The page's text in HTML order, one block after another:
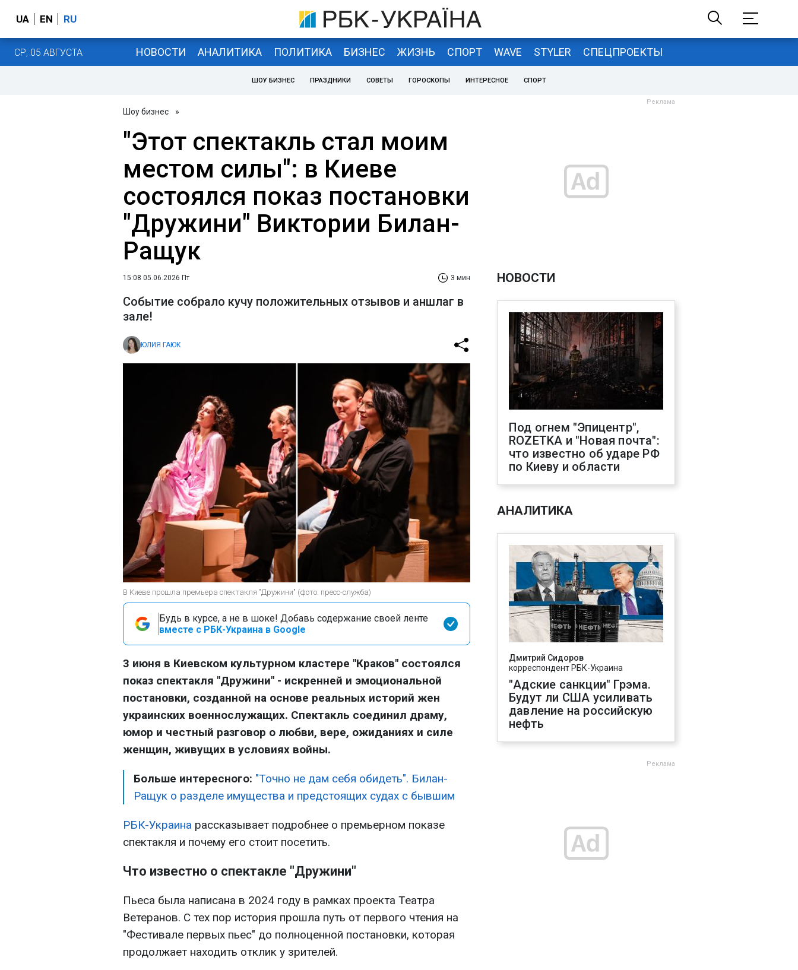
UA EN RU
СР, 05 АВГУСТА НОВОСТИ АНАЛИТИКА ПОЛИТИКА БИЗНЕС ЖИЗНЬ СПОРТ WAVE STYLER СПЕЦПРОЕКТЫ
ШОУ БИЗНЕС ПРАЗДНИКИ СОВЕТЫ ГОРОСКОПЫ ИНТЕРЕСНОЕ СПОРТ
Шоу бизнес »
"Этот спектакль стал моим
местом силы": в Киеве
состоялся показ постановки
"Дружини" Виктории Билан-
Ращук
15:08 05.06.2026 Пт 3 мин
Событие собрало кучу положительных отзывов и аншлаг в
зале!
ЮЛИЯ ГАЮК
В Киеве прошла премьера спектакля "Дружини" (фото: пресс-служба)
Будь в курсе, а не в шоке! Добавь содержание своей ленте
вместе с РБК-Украина в Google
3 июня в Киевском культурном кластере "Краков" состоялся
показ спектакля "Дружини" - искренней и эмоциональной
постановки, созданной на основе реальных историй жен
украинских военнослужащих. Спектакль соединил драму,
юмор и честный разговор о любви, вере, ожиданиях и силе
женщин, живущих в условиях войны.
Больше интересного: "Точно не дам себя обидеть". Билан-
Ращук о разделе имущества и предстоящих судах с бывшим
РБК-Украина рассказывает подробнее о премьерном показе
спектакля и почему его стоит посетить.
Что известно о спектакле "Дружини"
Пьеса была написана в 2024 году в рамках проекта Театра
Ветеранов. С тех пор история прошла путь от первого чтения на
"Фестивале первых пьес" до полноценной постановки, которая
продолжает находить отклик у зрителей.
НОВОСТИ
Под огнем "Эпицентр",
ROZETKA и "Новая почта":
что известно об ударе РФ
по Киеву и области
АНАЛИТИКА
Дмитрий Сидоров
корреспондент РБК-Украина
"Адские санкции" Грэма.
Будут ли США усиливать
давление на российскую
нефть